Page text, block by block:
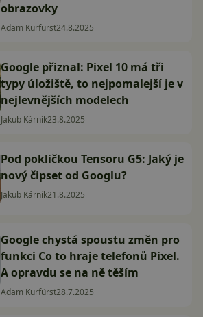
obrazovky
Adam Kurfürst24.8.2025
Google přiznal: Pixel 10 má tři
typy úložiště, to nejpomalejší je v
nejlevnějších modelech
Jakub Kárník23.8.2025
Pod pokličkou Tensoru G5: Jaký je
nový čipset od Googlu?
Jakub Kárník21.8.2025
Google chystá spoustu změn pro
funkci Co to hraje telefonů Pixel.
A opravdu se na ně těším
Adam Kurfürst28.7.2025